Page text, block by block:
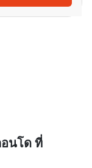
อนโด ที่